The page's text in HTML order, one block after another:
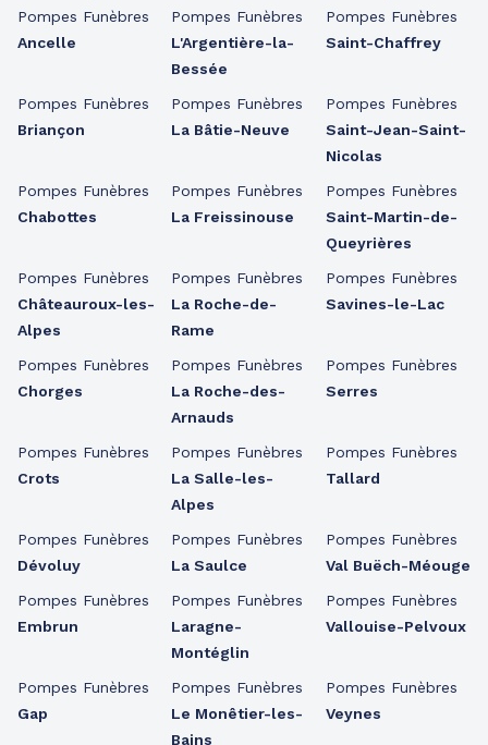
Pompes Funèbres
Ancelle
Pompes Funèbres
Briançon
Pompes Funèbres
Chabottes
Pompes Funèbres
Châteauroux-les-
Alpes
Pompes Funèbres
Chorges
Pompes Funèbres
Crots
Pompes Funèbres
Dévoluy
Pompes Funèbres
Embrun
Pompes Funèbres
Gap
Pompes Funèbres
L'Argentière-la-
Bessée
Pompes Funèbres
La Bâtie-Neuve
Pompes Funèbres
La Freissinouse
Pompes Funèbres
La Roche-de-
Rame
Pompes Funèbres
La Roche-des-
Arnauds
Pompes Funèbres
La Salle-les-
Alpes
Pompes Funèbres
La Saulce
Pompes Funèbres
Laragne-
Montéglin
Pompes Funèbres
Le Monêtier-les-
Bains
Pompes Funèbres
Saint-Chaffrey
Pompes Funèbres
Saint-Jean-Saint-
Nicolas
Pompes Funèbres
Saint-Martin-de-
Queyrières
Pompes Funèbres
Savines-le-Lac
Pompes Funèbres
Serres
Pompes Funèbres
Tallard
Pompes Funèbres
Val Buëch-Méouge
Pompes Funèbres
Vallouise-Pelvoux
Pompes Funèbres
Veynes